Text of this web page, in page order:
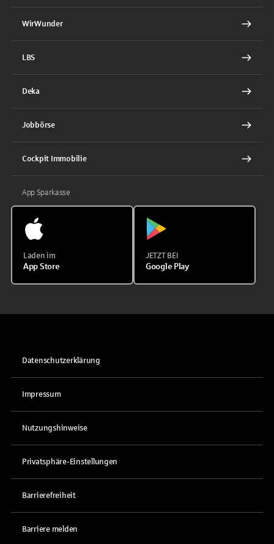
WirWunder
LBS
Deka
Jobbörse
Cockpit Immobilie
App Sparkasse
Laden im
App Store
JETZT BEI
Google Play
Datenschutzerklärung
Impressum
Nutzungshinweise
Privatsphäre-Einstellungen
Barrierefreiheit
Barriere melden